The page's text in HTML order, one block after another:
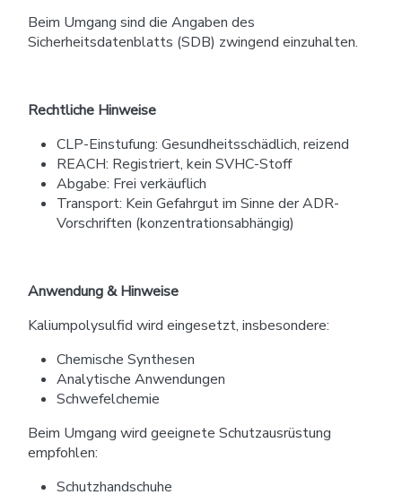
Beim Umgang sind die Angaben des
Sicherheitsdatenblatts (SDB) zwingend einzuhalten.
Rechtliche Hinweise
CLP-Einstufung: Gesundheitsschädlich, reizend
REACH: Registriert, kein SVHC-Stoff
Abgabe: Frei verkäuflich
Transport: Kein Gefahrgut im Sinne der ADR-
Vorschriften (konzentrationsabhängig)
Anwendung & Hinweise
Kaliumpolysulfid wird eingesetzt, insbesondere:
Chemische Synthesen
Analytische Anwendungen
Schwefelchemie
Beim Umgang wird geeignete Schutzausrüstung
empfohlen:
Schutzhandschuhe